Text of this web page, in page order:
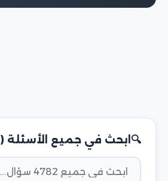
ابحث في جميع الأسئلة (4782 سؤال)